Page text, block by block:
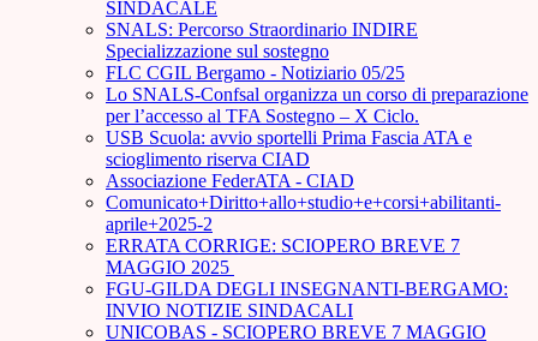
SINDACALE
SNALS: Percorso Straordinario INDIRE
Specializzazione sul sostegno
FLC CGIL Bergamo - Notiziario 05/25
Lo SNALS-Confsal organizza un corso di preparazione
per l’accesso al TFA Sostegno – X Ciclo.
USB Scuola: avvio sportelli Prima Fascia ATA e
scioglimento riserva CIAD
Associazione FederATA - CIAD
Comunicato+Diritto+allo+studio+e+corsi+abilitanti-
aprile+2025-2
ERRATA CORRIGE: SCIOPERO BREVE 7
MAGGIO 2025
FGU-GILDA DEGLI INSEGNANTI-BERGAMO:
INVIO NOTIZIE SINDACALI
UNICOBAS - SCIOPERO BREVE 7 MAGGIO